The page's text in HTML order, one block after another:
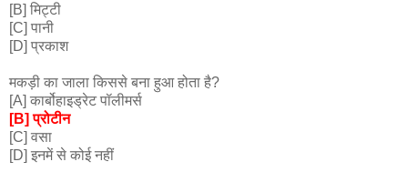
[B] मिट्टी
[C] पानी
[D] प्रकाश
मकड़ी का जाला किससे बना हुआ होता है?
[A] कार्बोहाइड्रेट पॉलीमर्स
[B] प्रोटीन
[C] वसा
[D] इनमें से कोई नहीं